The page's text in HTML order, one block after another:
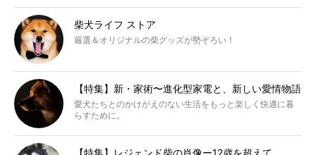
柴犬ライフ ストア
厳選＆オリジナルの柴グッズが勢ぞろい！
【特集】新・家術〜進化型家電と、新しい愛情物語
愛犬たちとのかけがえのない生活をもっと楽しく快適に暮
らすために。
【特集】レジェンド柴の肖像ー12歳を超えて